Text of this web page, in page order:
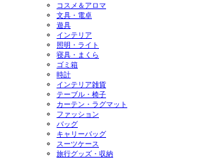
コスメ＆アロマ
文具・電卓
遊具
インテリア
照明・ライト
寝具・まくら
ゴミ箱
時計
インテリア雑貨
テーブル・椅子
カーテン・ラグマット
ファッション
バッグ
キャリーバッグ
スーツケース
旅行グッズ・収納